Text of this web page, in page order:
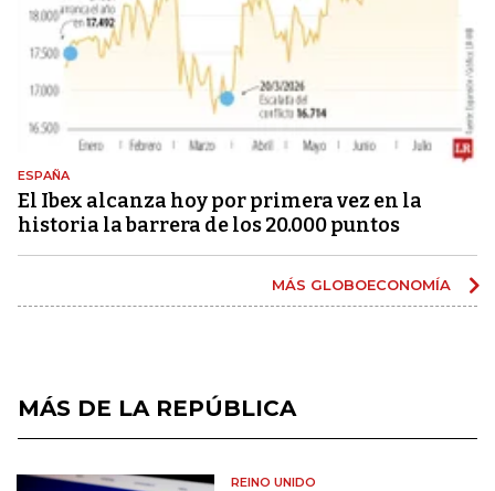
ESPAÑA
El Ibex alcanza hoy por primera vez en la
historia la barrera de los 20.000 puntos
MÁS GLOBOECONOMÍA
MÁS DE LA REPÚBLICA
REINO UNIDO